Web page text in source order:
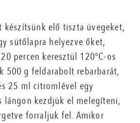
készítsünk elő tiszta üvegeket,
sütőlapra helyezve őket,
percen keresztül 120°C-os
500 g feldarabolt rebarbarát,
25 ml citromlével egy
lángon kezdjük el melegíteni,
forraljuk fel. Amikor